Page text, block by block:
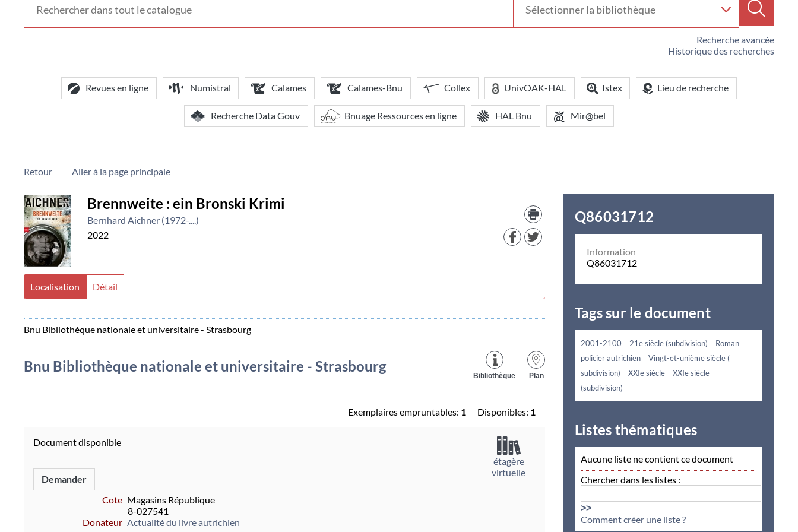
voir
Recherche avancée
Historique des recherches
votre
Revues en ligne Numistral Calames Calames-Bnu Collex UnivOAK-HAL Istex Lieu de recherche
Recherche Data Gouv Bnuage Ressources en ligne HAL Bnu Mir@bel
Retour Aller à la page principale
Détail
document
document
ressources
Brennweite : ein Bronski Krimi
Bernhard Aichner (1972-....)
2022
Localisation Détail
Bnu Bibliothèque nationale et universitaire - Strasbourg
Bnu Bibliothèque nationale et universitaire - Strasbourg
Plan
Bibliothèque
Exemplaires empruntables: 1 Disponibles: 1
Document disponible
Demander
Cote Magasins République
8-027541
Donateur Actualité du livre autrichien
étagère
virtuelle
Q86031712
Information
Q86031712
Tags sur le document
2001-2100 21e siècle (subdivision)
Roman
policier autrichien
Vingt-et-unième siècle (
subdivision)
XXIe siècle
XXIe siècle
(subdivision)
Listes thématiques
Aucune liste ne contient ce document
Chercher dans les listes :
>>
Comment créer une liste ?